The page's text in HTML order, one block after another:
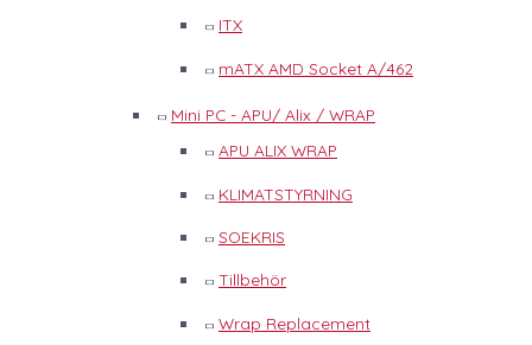
ITX
mATX AMD Socket A/462
Mini PC - APU/ Alix / WRAP
APU ALIX WRAP
KLIMATSTYRNING
SOEKRIS
Tillbehör
Wrap Replacement